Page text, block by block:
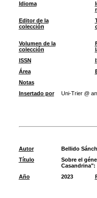
Idioma
Editor de la
colección
Volumen de la
colección
ISSN
Área
Notas
Insertado por
Uni-Trier @
Autor
Bellido
Título
Sobre el
Casandrina":
Año 2023